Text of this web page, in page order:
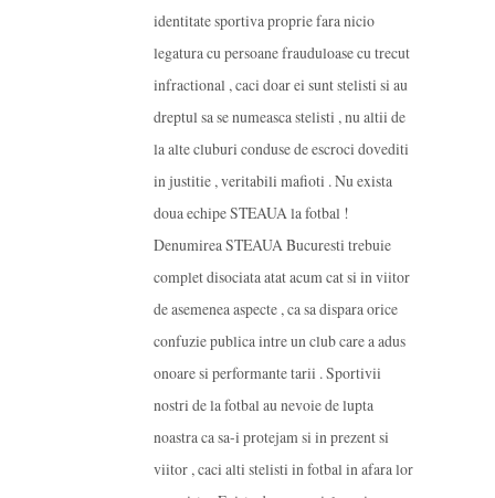
identitate sportiva proprie fara nicio
legatura cu persoane frauduloase cu trecut
infractional , caci doar ei sunt stelisti si au
dreptul sa se numeasca stelisti , nu altii de
la alte cluburi conduse de escroci dovediti
in justitie , veritabili mafioti . Nu exista
doua echipe STEAUA la fotbal !
Denumirea STEAUA Bucuresti trebuie
complet disociata atat acum cat si in viitor
de asemenea aspecte , ca sa dispara orice
confuzie publica intre un club care a adus
onoare si performante tarii . Sportivii
nostri de la fotbal au nevoie de lupta
noastra ca sa-i protejam si in prezent si
viitor , caci alti stelisti in fotbal in afara lor